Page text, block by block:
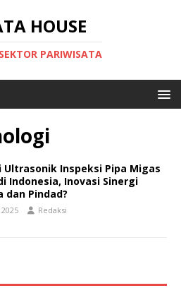
HOUSE
PARIWISATA
Ultrasonik Inspeksi Pipa Migas
Indonesia, Inovasi Sinergi
dan Pindad?
Redaksi